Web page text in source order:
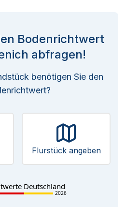
Bodenrichtwert
abfragen!
benötigen Sie den
Flurstück angeben
Deutschland
2026